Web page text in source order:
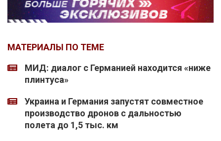
МАТЕРИАЛЫ ПО ТЕМЕ
МИД: диалог с Германией находится «ниже
плинтуса»
Украина и Германия запустят совместное
производство дронов с дальностью
полета до 1,5 тыс. км